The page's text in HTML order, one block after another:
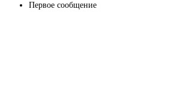
Первое сообщение